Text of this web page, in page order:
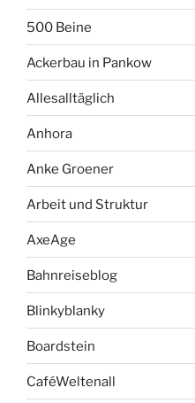
500 Beine
Ackerbau in Pankow
Allesalltäglich
Anhora
Anke Groener
Arbeit und Struktur
AxeAge
Bahnreiseblog
Blinkyblanky
Boardstein
CaféWeltenall